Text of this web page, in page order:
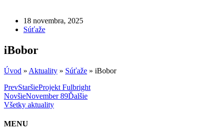
18 novembra, 2025
Súťaže
iBobor
Úvod » Aktuality » Súťaže » iBobor
PrevStaršieProjekt Fulbright
NovšieNovember 89Ďalšie
Všetky aktuality
MENU